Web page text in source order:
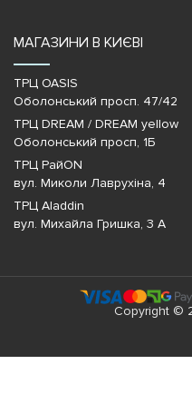
МАГАЗИНИ В КИЄВІ
ТРЦ OASIS
Оболонський просп. 47/42
ТРЦ DREAM / DREAM yellow
Оболонський просп, 1Б
ТРЦ РайON
вул. Миколи Лаврухіна, 4
ТРЦ Aladdin
вул. Михайла Гришка, 3 А
Copyright ©